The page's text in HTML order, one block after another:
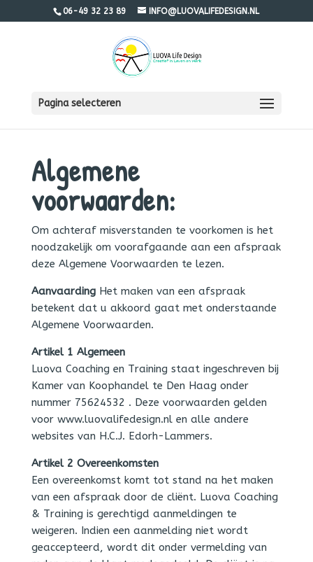
06-49 32 23 89 INFO@LUOVALIFEDESIGN.NL
Pagina selecteren
Algemene
voorwaarden:
Om achteraf misverstanden te voorkomen is het
noodzakelijk om voorafgaande aan een afspraak
deze Algemene Voorwaarden te lezen.
Aanvaarding Het maken van een afspraak
betekent dat u akkoord gaat met onderstaande
Algemene Voorwaarden.
Artikel 1 Algemeen
Luova Coaching en Training staat ingeschreven bij
Kamer van Koophandel te Den Haag onder
nummer 75624532 . Deze voorwaarden gelden
voor www.luovalifedesign.nl en alle andere
websites van H.C.J. Edorh-Lammers.
Artikel 2 Overeenkomsten
Een overeenkomst komt tot stand na het maken
van een afspraak door de cliënt. Luova Coaching
& Training is gerechtigd aanmeldingen te
weigeren. Indien een aanmelding niet wordt
geaccepteerd, wordt dit onder vermelding van